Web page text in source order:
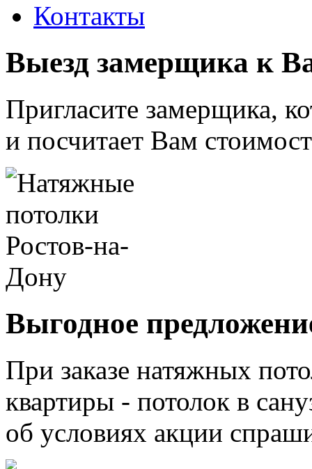
Контакты
Выезд замерщика к
Пригласите замерщика,
и посчитает Вам
Выгодное
При заказе натяжных
квартиры - потолок в
об условиях акции